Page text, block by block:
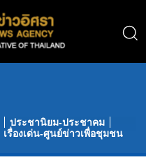
ประชานิยม-ประชาคม
เรื่องเด่น-ศูนย์ข่าวเพื่อชุมชน